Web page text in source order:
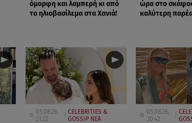
όμορφη και λαμπερή κι από
το ηλιοβασίλεμα στα Χανιά!
ώρα στο
καλύτερη
05.08.26,
21:22
CELEBRITIES &
GOSSIP ΝΕΑ
05.08.26,
20:42